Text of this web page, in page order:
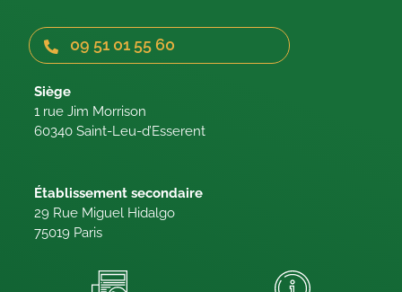
09 51 01 55 60
Siège
1 rue Jim Morrison
60340 Saint-Leu-d’Esserent
Établissement secondaire
29 Rue Miguel Hidalgo
75019 Paris